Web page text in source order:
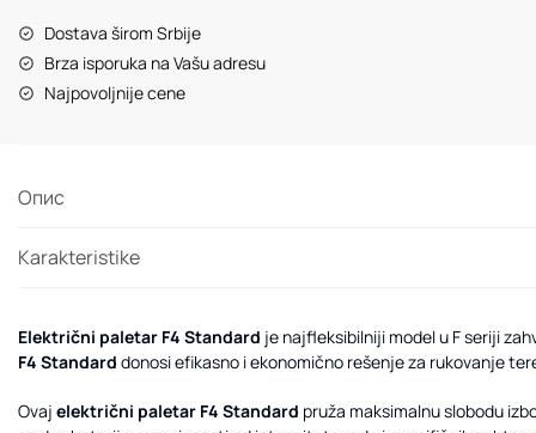
Dostava širom Srbije
Brza isporuka na Vašu adresu
Najpovoljnije cene
Опис
Karakteristike
Električni paletar F4 Standard je najfleksibilniji model u F seriji
F4 Standard donosi efikasno i ekonomično rešenje za rukovanje
Ovaj električni paletar F4 Standard pruža maksimalnu slobodu